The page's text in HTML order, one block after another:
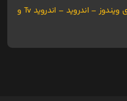
دانلود اپلیکیشن های ویندوز – اندروید – اندروید Tv و